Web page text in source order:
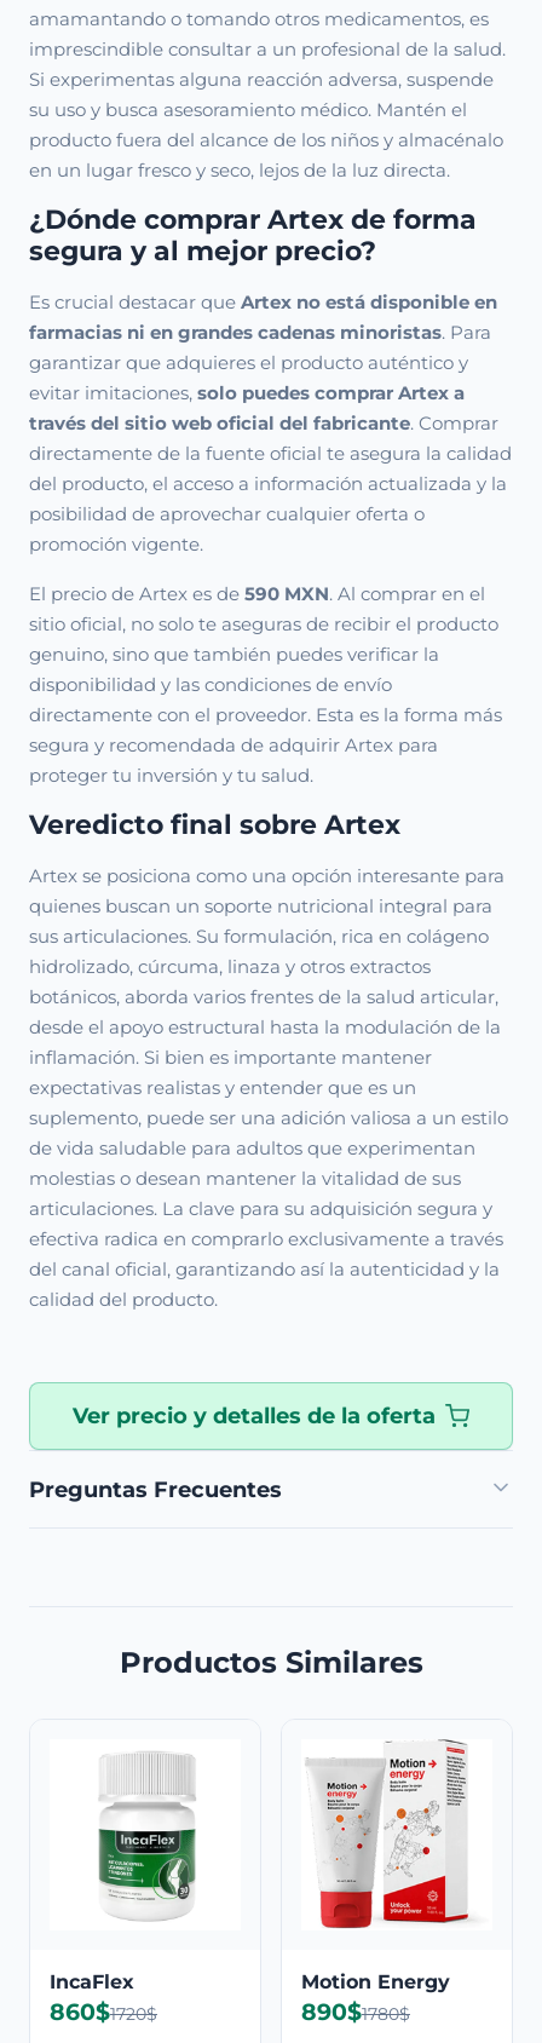
amamantando o tomando otros medicamentos, es
imprescindible consultar a un profesional de la salud.
Si experimentas alguna reacción adversa, suspende
su uso y busca asesoramiento médico. Mantén el
producto fuera del alcance de los niños y almacénalo
en un lugar fresco y seco, lejos de la luz directa.
¿Dónde comprar Artex de forma
segura y al mejor precio?
Es crucial destacar que Artex no está disponible en
farmacias ni en grandes cadenas minoristas. Para
garantizar que adquieres el producto auténtico y
evitar imitaciones, solo puedes comprar Artex a
través del sitio web oficial del fabricante. Comprar
directamente de la fuente oficial te asegura la calidad
del producto, el acceso a información actualizada y la
posibilidad de aprovechar cualquier oferta o
promoción vigente.
El precio de Artex es de 590 MXN. Al comprar en el
sitio oficial, no solo te aseguras de recibir el producto
genuino, sino que también puedes verificar la
disponibilidad y las condiciones de envío
directamente con el proveedor. Esta es la forma más
segura y recomendada de adquirir Artex para
proteger tu inversión y tu salud.
Veredicto final sobre Artex
Artex se posiciona como una opción interesante para
quienes buscan un soporte nutricional integral para
sus articulaciones. Su formulación, rica en colágeno
hidrolizado, cúrcuma, linaza y otros extractos
botánicos, aborda varios frentes de la salud articular,
desde el apoyo estructural hasta la modulación de la
inflamación. Si bien es importante mantener
expectativas realistas y entender que es un
suplemento, puede ser una adición valiosa a un estilo
de vida saludable para adultos que experimentan
molestias o desean mantener la vitalidad de sus
articulaciones. La clave para su adquisición segura y
efectiva radica en comprarlo exclusivamente a través
del canal oficial, garantizando así la autenticidad y la
calidad del producto.
Ver precio y detalles de la oferta
Preguntas Frecuentes
Productos Similares
IncaFlex
860$1720$
Motion Energy
890$1780$